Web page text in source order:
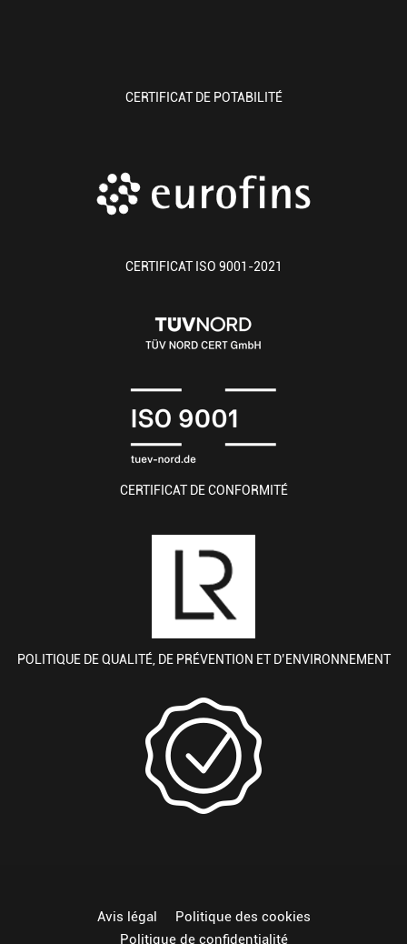
CERTIFICAT DE POTABILITÉ
CERTIFICAT ISO 9001-2021
CERTIFICAT DE CONFORMITÉ
POLITIQUE DE QUALITÉ, DE PRÉVENTION ET D’ENVIRONNEMENT
Avis légal
Politique des cookies
Politique de confidentialité